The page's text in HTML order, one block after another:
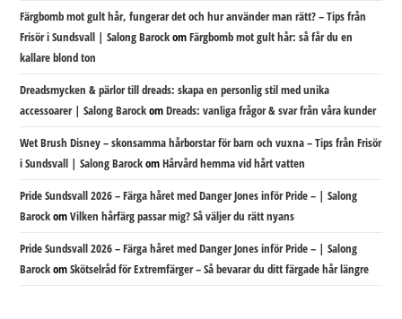
Färgbomb mot gult hår, fungerar det och hur använder man rätt? – Tips från
Frisör i Sundsvall | Salong BarockomFärgbomb mot gult hår: så får du en
kallare blond ton
Dreadsmycken & pärlor till dreads: skapa en personlig stil med unika
accessoarer | Salong BarockomDreads: vanliga frågor & svar från våra kunder
Wet Brush Disney – skonsamma hårborstar för barn och vuxna – Tips från Frisör
i Sundsvall | Salong BarockomHårvård hemma vid hårt vatten
Pride Sundsvall 2026 – Färga håret med Danger Jones inför Pride – | Salong
BarockomVilken hårfärg passar mig? Så väljer du rätt nyans
Pride Sundsvall 2026 – Färga håret med Danger Jones inför Pride – | Salong
BarockomSkötselråd för Extremfärger – Så bevarar du ditt färgade hår längre